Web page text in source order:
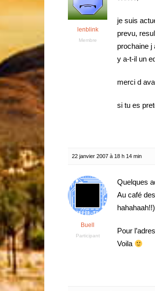
lenblink
Membre
je suis
prevu,
prochaine j
y a-t-il un
merci d
si tu es
22 janvier 2007 à 18 h 14 min
Buell
Participant
Quelques
Au café
Pour
Voila